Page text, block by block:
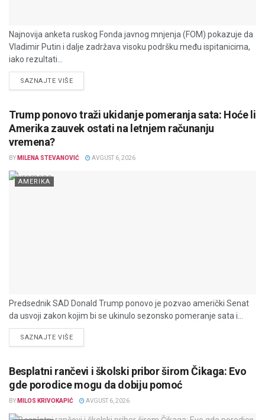
Najnovija anketa ruskog Fonda javnog mnjenja (FOM) pokazuje da
Vladimir Putin i dalje zadržava visoku podršku među ispitanicima,
iako rezultati...
SAZNAJTE VIŠEDETAILS
Trump ponovo traži ukidanje pomeranja sata: Hoće li
Amerika zauvek ostati na letnjem računanju
vremena?
BY MILENA STEVANOVIĆ AVGUST 6, 2026
AMERIKA
Predsednik SAD Donald Trump ponovo je pozvao američki Senat
da usvoji zakon kojim bi se ukinulo sezonsko pomeranje sata i...
SAZNAJTE VIŠEDETAILS
Besplatni rančevi i školski pribor širom Čikaga: Evo
gde porodice mogu da dobiju pomoć
BY MILOS KRIVOKAPIĆ AVGUST 6, 2026